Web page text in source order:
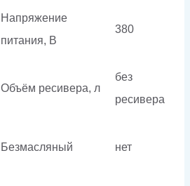
Напряжение
питания, В
380
Объём ресивера, л
без
ресивера
Безмасляный нет